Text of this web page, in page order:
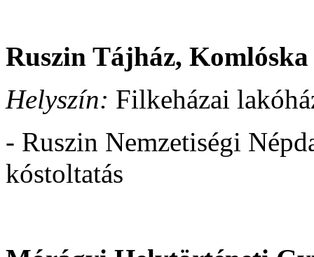
Ruszin Tájház, Komlóska
Helyszín: Filkeházai
- Ruszin Nemzetiségi
kóstoltatás